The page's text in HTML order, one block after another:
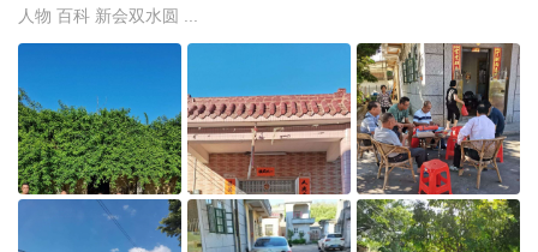
人物 百科 新会双水圆 ...